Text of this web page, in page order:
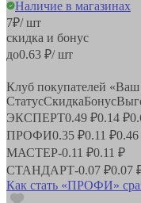
Наличие в магазинах
7₽/ шт
скидка и бонус
до0.63 ₽/ шт
Клуб покупателей
СтатусСкидкаБонус
ЭКСПЕРТ0.49 ₽0.14 ₽
ПРОФИ0.35 ₽0.11 ₽
МАСТЕР-0.11 ₽0.11 ₽
СТАНДАРТ-0.07 ₽0.07
Как стать «ПРОФИ»